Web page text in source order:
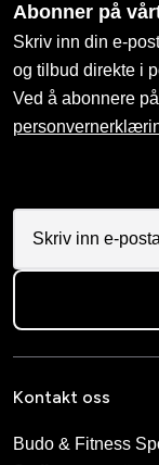
Abonner på
Skriv inn din e-
og tilbud direkte i
Ved å abonnere
Kontakt oss
Budo & Fitness